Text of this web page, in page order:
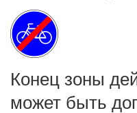
Конец зоны
может быть